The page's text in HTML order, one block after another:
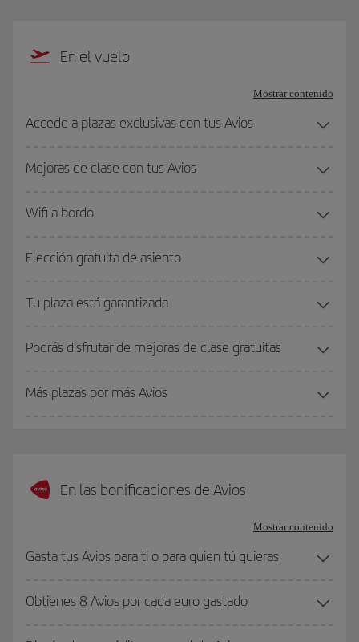
En el vuelo
Mostrar contenido
Accede a plazas exclusivas con tus Avios
Mejoras de clase con tus Avios
Wifi a bordo
Elección gratuita de asiento
Tu plaza está garantizada
Podrás disfrutar de mejoras de clase gratuitas
Más plazas por más Avios
En las bonificaciones de Avios
Mostrar contenido
Gasta tus Avios para ti o para quien tú quieras
Obtienes 8 Avios por cada euro gastado